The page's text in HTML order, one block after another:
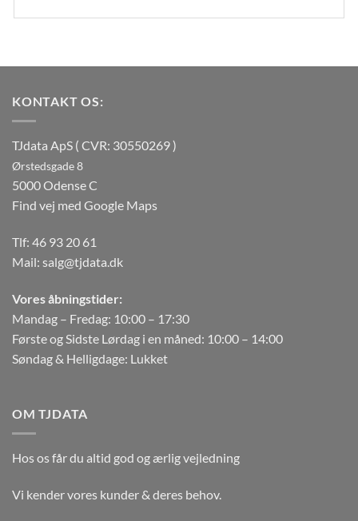
KONTAKT OS:
TJdata ApS ( CVR: 30550269 )
Ørstedsgade 8
5000 Odense C
Find vej med Google Maps
Tlf: 46 93 20 61
Mail: salg@tjdata.dk
Vores åbningstider:
Mandag – Fredag: 10:00 – 17:30
Første og Sidste Lørdag i en måned: 10:00 – 14:00
Søndag & Helligdage: Lukket
OM TJDATA
Hos os får du altid god og ærlig vejledning
Vi kender vores kunder & deres behov.